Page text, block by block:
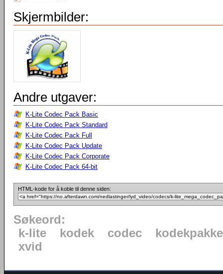
Skjermbilder:
Andre utgaver:
K-Lite Codec Pack Basic
K-Lite Codec Pack Standard
K-Lite Codec Pack Full
K-Lite Codec Pack Update
K-Lite Codec Pack Corporate
K-Lite Codec Pack 64-bit
HTML-kode for å koble til denne siden:
Søkeord:
k-lite
kodek codec
kodekpakke
xvid